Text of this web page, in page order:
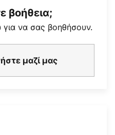
βοήθεια;
για να σας βοηθήσουν.
μαζί μας